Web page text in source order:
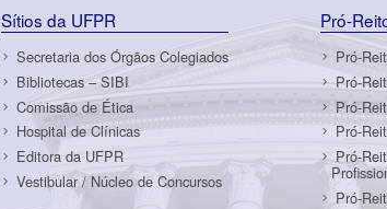
Sítios da UFPR
Secretaria dos Órgãos Colegiados
Bibliotecas – SIBI
Comissão de Ética
Hospital de Clínicas
Editora da UFPR
Vestibular / Núcleo de Concursos
Pró-
Pró-
Pró-
Pró-
Pró-
Pró-
Pró-